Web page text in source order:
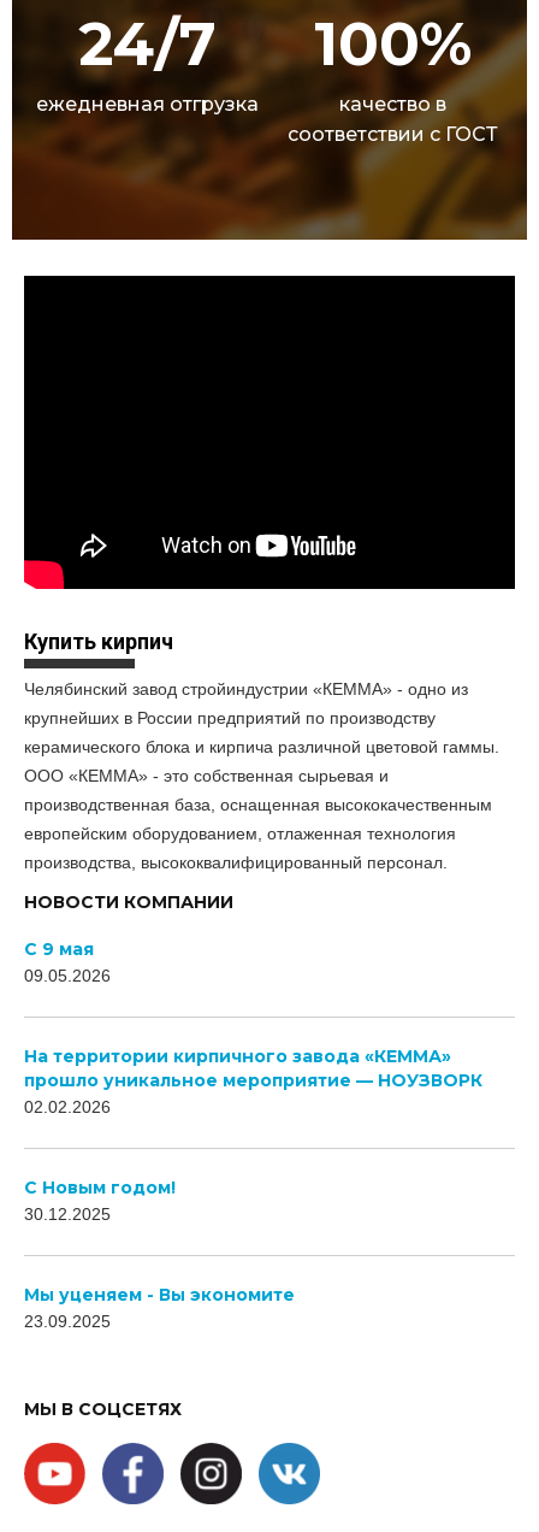
24/7
ежедневная отгрузка
100%
качество в
соответствии с ГОСТ
Купить кирпич
Челябинский завод стройиндустрии «КЕММА» - одно из
крупнейших в России предприятий по производству
керамического блока и кирпича различной цветовой гаммы.
ООО «КЕММА» - это собственная сырьевая и
производственная база, оснащенная высококачественным
европейским оборудованием, отлаженная технология
производства, высококвалифицированный персонал.
НОВОСТИ КОМПАНИИ
С 9 мая
09.05.2026
На территории кирпичного завода «КЕММА»
прошло уникальное мероприятие — НОУЗВОРК
02.02.2026
C Новым годом!
30.12.2025
Мы уценяем - Вы экономите
23.09.2025
МЫ В СОЦСЕТЯХ